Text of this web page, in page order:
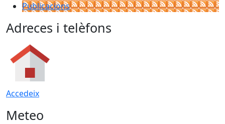
Publicacions
Adreces i telèfons
Accedeix
Meteo